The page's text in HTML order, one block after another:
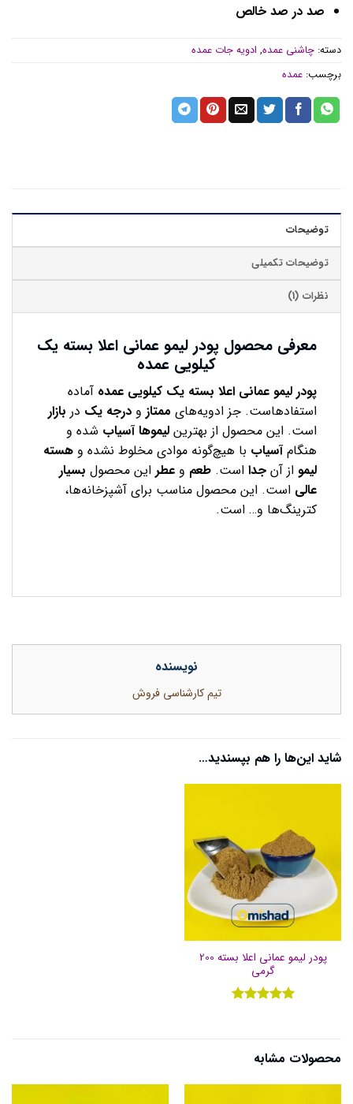
صد در صد خالص
دسته: چاشنی عمده, ادویه جات عمده
برچسب: عمده
توضیحات
توضیحات تکمیلی
نظرات (1)
معرفی محصول پودر لیمو عمانی اعلا بسته یک
کیلویی عمده
پودر لیمو عمانی اعلا بسته یک کیلویی عمده آماده
استفادهاست. جز ادویه‌های ممتاز و درجه یک در بازار
است. این محصول از بهترین لیموها آسیاب شده و
هنگامآسیاب با هیچ‌گونه موادی مخلوط نشده و هسته
لیمو از آن جدا است. طعم و عطر این محصول بسیار
عالی است. این محصول مناسب برای آشپزخانه‌ها،
کترینگ‌ها و… است.
نویسنده
تیم کارشناسی فروش
شاید این‌ها را هم بپسندید…
پودر لیمو عمانی اعلا بسته 200
گرمی
محصولات مشابه